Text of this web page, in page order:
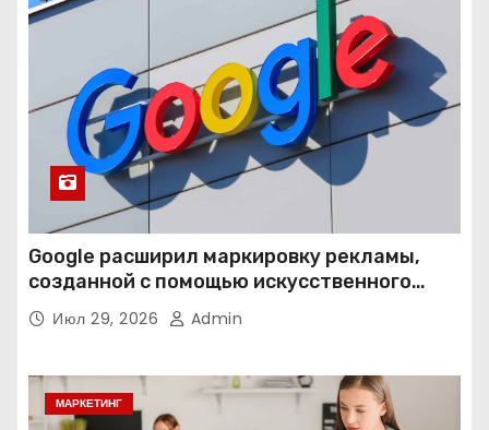
Google расширил маркировку рекламы,
созданной с помощью искусственного
интеллекта
Июл 29, 2026 Admin
МАРКЕТИНГ